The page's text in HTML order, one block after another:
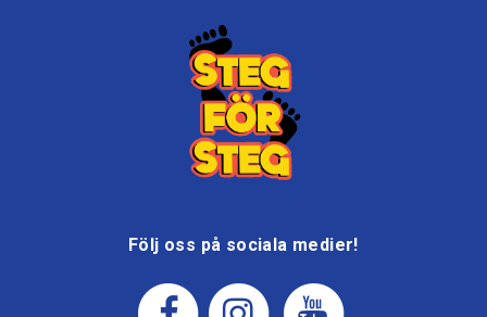
Följ oss på sociala medier!